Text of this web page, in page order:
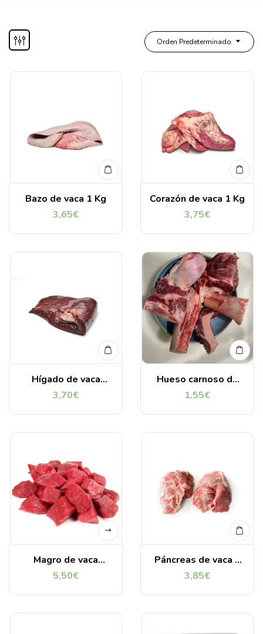
Orden Predeterminado
Bazo de vaca 1 Kg
3,65€
Corazón de vaca 1 Kg
3,75€
Hígado de vaca
troceado 1 Kg
3,70€
Hueso carnoso de
vacuno
1,55€
Magro de vaca
asturiana troceado 1
Kg
5,50€
Páncreas de vaca 1
Kg
3,85€